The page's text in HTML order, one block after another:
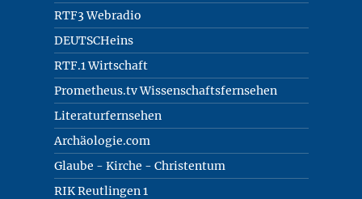
RTF3 Webradio
DEUTSCHeins
RTF.1 Wirtschaft
Prometheus.tv Wissenschaftsfernsehen
Literaturfernsehen
Archäologie.com
Glaube - Kirche - Christentum
RIK Reutlingen 1